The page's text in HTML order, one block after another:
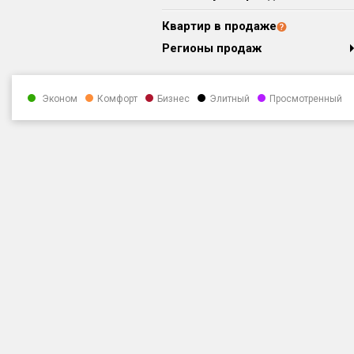
Квартир в продаже
Регионы продаж
Эконом Комфорт Бизнес Элитный Просмотренный